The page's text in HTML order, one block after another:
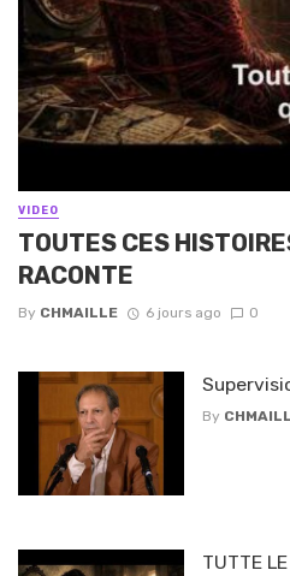
VIDEO
TOUTES CES
RACONTE
By CHMAILLE 6 jours ago 0
By
TUTTE